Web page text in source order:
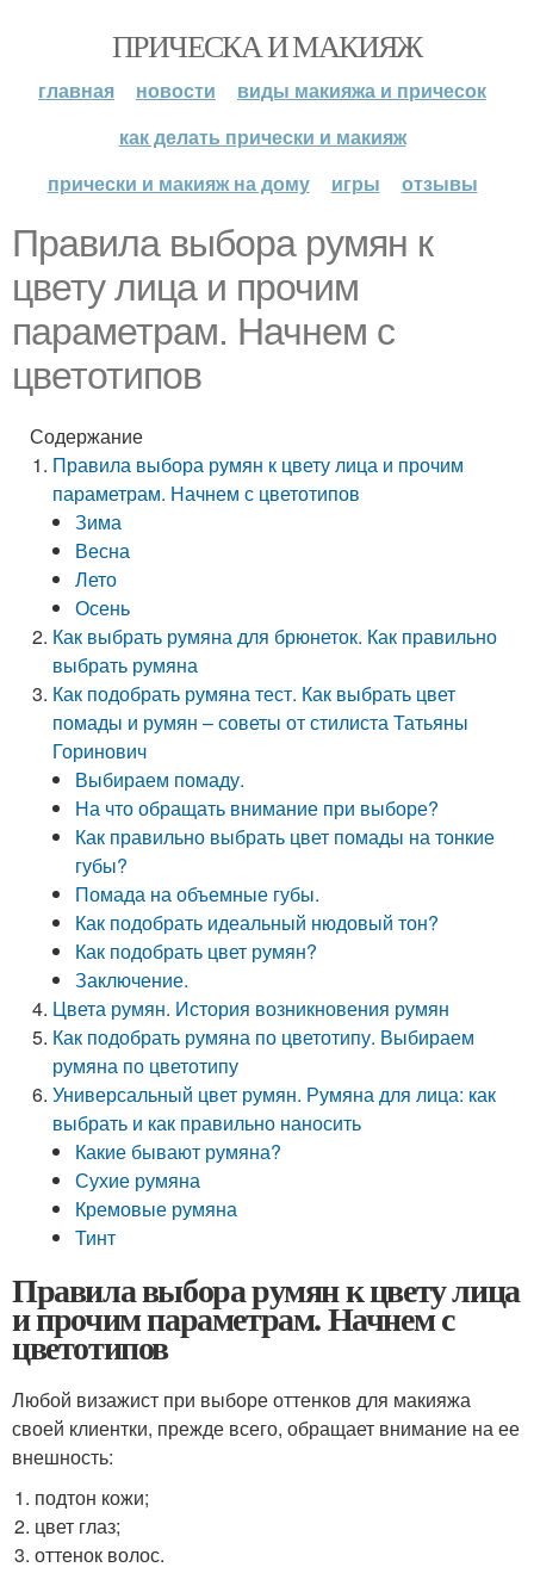
ПРИЧЕСКА И МАКИЯЖ
главная новости
виды макияжа и причесок
как делать прически и макияж
прически и макияж на дому
игры отзывы
Правила выбора румян к
цвету лица и прочим
параметрам. Начнем с
цветотипов
Содержание
Правила выбора румян к цвету лица и прочим
параметрам. Начнем с цветотипов
Зима
Весна
Лето
Осень
Как выбрать румяна для брюнеток. Как правильно
выбрать румяна
Как подобрать румяна тест. Как выбрать цвет
помады и румян – советы от стилиста Татьяны
Горинович
Выбираем помаду.
На что обращать внимание при выборе?
Как правильно выбрать цвет помады на тонкие
губы?
Помада на объемные губы.
Как подобрать идеальный нюдовый тон?
Как подобрать цвет румян?
Заключение.
Цвета румян. История возникновения румян
Как подобрать румяна по цветотипу. Выбираем
румяна по цветотипу
Универсальный цвет румян. Румяна для лица: как
выбрать и как правильно наносить
Какие бывают румяна?
Сухие румяна
Кремовые румяна
Тинт
Правила выбора румян к цвету лица
и прочим параметрам. Начнем с
цветотипов
Любой визажист при выборе оттенков для макияжа
своей клиентки, прежде всего, обращает внимание на ее
внешность:
подтон кожи;
цвет глаз;
оттенок волос.